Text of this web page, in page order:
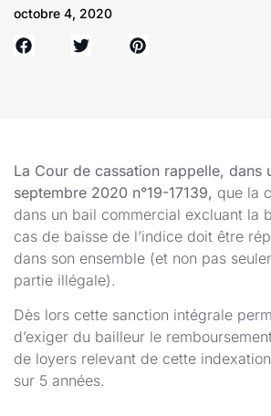
octobre 4, 2020
La Cour de cassation rappelle, dans
septembre 2020 n°19-17139, que la
dans un bail commercial excluant la
cas de baisse de l’indice doit être
dans son ensemble (et non pas
partie illégale).
Dès lors cette sanction intégrale
d’exiger du bailleur le
de loyers relevant de cette
sur 5 années.